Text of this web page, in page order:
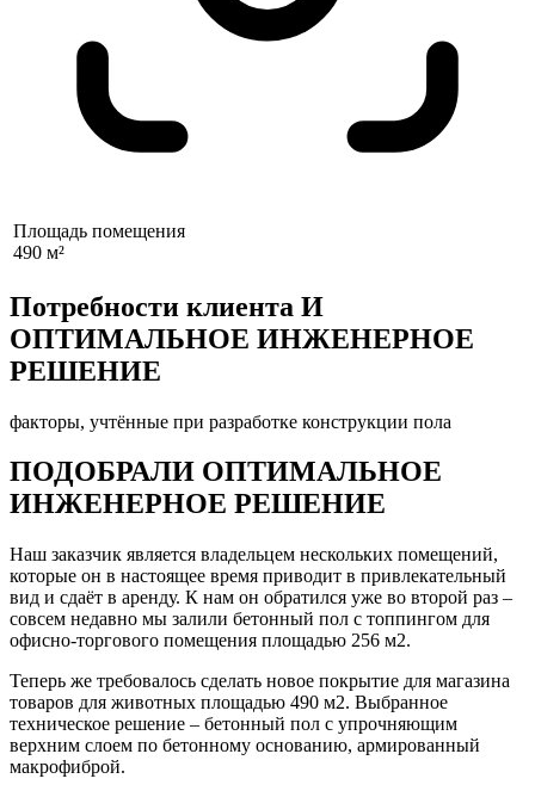
Площадь помещения
490 м²
Потребности клиента И
ОПТИМАЛЬНОЕ ИНЖЕНЕРНОЕ
РЕШЕНИЕ
факторы, учтённые при разработке конструкции пола
ПОДОБРАЛИ ОПТИМАЛЬНОЕ
ИНЖЕНЕРНОЕ РЕШЕНИЕ
Наш заказчик является владельцем нескольких помещений,
которые он в настоящее время приводит в привлекательный
вид и сдаёт в аренду. К нам он обратился уже во второй раз –
совсем недавно мы залили бетонный пол с топпингом для
офисно-торгового помещения площадью 256 м2.
Теперь же требовалось сделать новое покрытие для магазина
товаров для животных площадью 490 м2. Выбранное
техническое решение – бетонный пол с упрочняющим
верхним слоем по бетонному основанию, армированный
макрофиброй.